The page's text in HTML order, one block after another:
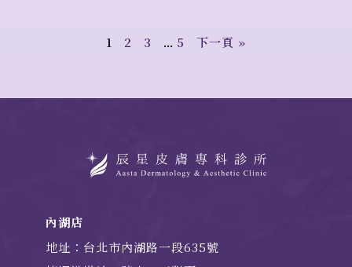
1 2 3 ... 5 下一頁 »
內湖店
地址：台北市內湖路一段635號